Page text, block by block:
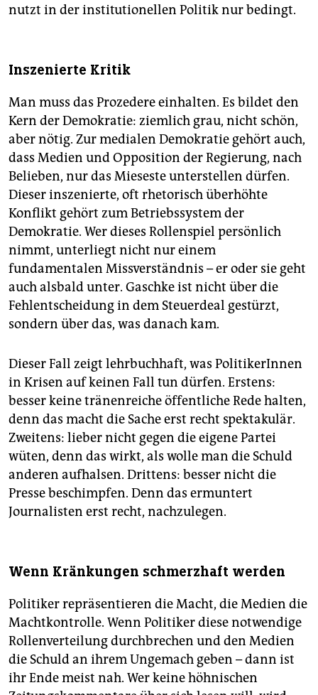
nutzt in der institutionellen Politik nur bedingt.
Inszenierte Kritik
Man muss das Prozedere einhalten. Es bildet den
Kern der Demokratie: ziemlich grau, nicht schön,
aber nötig. Zur medialen Demokratie gehört auch,
dass Medien und Opposition der Regierung, nach
Belieben, nur das Mieseste unterstellen dürfen.
Dieser inszenierte, oft rhetorisch überhöhte
Konflikt gehört zum Betriebssystem der
Demokratie. Wer dieses Rollenspiel persönlich
nimmt, unterliegt nicht nur einem
fundamentalen Missverständnis – er oder sie geht
auch alsbald unter. Gaschke ist nicht über die
Fehlentscheidung in dem Steuerdeal gestürzt,
sondern über das, was danach kam.
Dieser Fall zeigt lehrbuchhaft, was PolitikerInnen
in Krisen auf keinen Fall tun dürfen. Erstens:
besser keine tränenreiche öffentliche Rede halten,
denn das macht die Sache erst recht spektakulär.
Zweitens: lieber nicht gegen die eigene Partei
wüten, denn das wirkt, als wolle man die Schuld
anderen aufhalsen. Drittens: besser nicht die
Presse beschimpfen. Denn das ermuntert
Journalisten erst recht, nachzulegen.
Wenn Kränkungen schmerzhaft werden
Politiker repräsentieren die Macht, die Medien die
Machtkontrolle. Wenn Politiker diese notwendige
Rollenverteilung durchbrechen und den Medien
die Schuld an ihrem Ungemach geben – dann ist
ihr Ende meist nah. Wer keine höhnischen